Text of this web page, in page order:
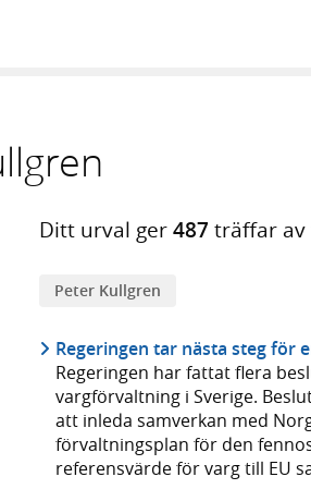
Ditt urval ger487 träffar
Peter Kullgren
Regeringen tar nästa steg för
Regeringen har fattat flera
vargförvaltning i Sverige.
att inleda samverkan med
förvaltningsplan för den
referensvärde för varg till EU